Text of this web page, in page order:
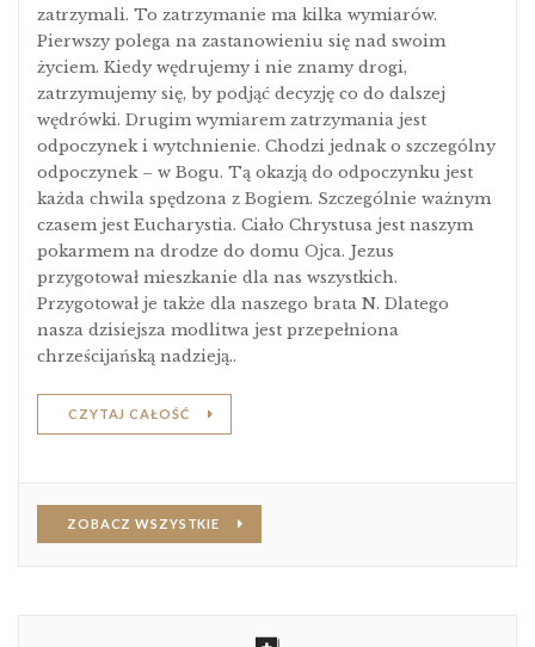
zatrzymali. To zatrzymanie ma kilka wymiarów.
Pierwszy polega na zastanowieniu się nad swoim
życiem. Kiedy wędrujemy i nie znamy drogi,
zatrzymujemy się, by podjąć decyzję co do dalszej
wędrówki. Drugim wymiarem zatrzymania jest
odpoczynek i wytchnienie. Chodzi jednak o szczególny
odpoczynek – w Bogu. Tą okazją do odpoczynku jest
każda chwila spędzona z Bogiem. Szczególnie ważnym
czasem jest Eucharystia. Ciało Chrystusa jest naszym
pokarmem na drodze do domu Ojca. Jezus
przygotował mieszkanie dla nas wszystkich.
Przygotował je także dla naszego brata N. Dlatego
nasza dzisiejsza modlitwa jest przepełniona
chrześcijańską nadzieją..
CZYTAJ CAŁOŚĆ
ZOBACZ WSZYSTKIE